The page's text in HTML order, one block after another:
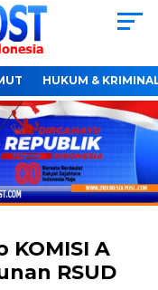
HUKUM &
KOMISI A
RSUD